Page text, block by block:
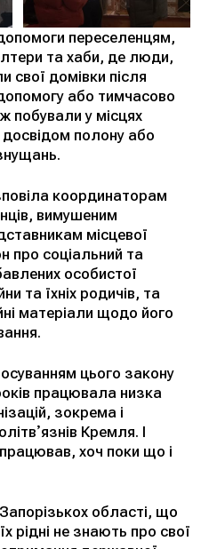
переселенцям,
та хаби, де люди,
свої домівки після
або тимчасово
побували у місцях
полону або
координаторам
вимушеним
місцевої
про соціальний та
особистої
та їхніх родичів, та
матеріали щодо його
цього закону
працювала низка
зокрема і
Кремля. І
хоч поки що і
області, що
рідні не знають про свої